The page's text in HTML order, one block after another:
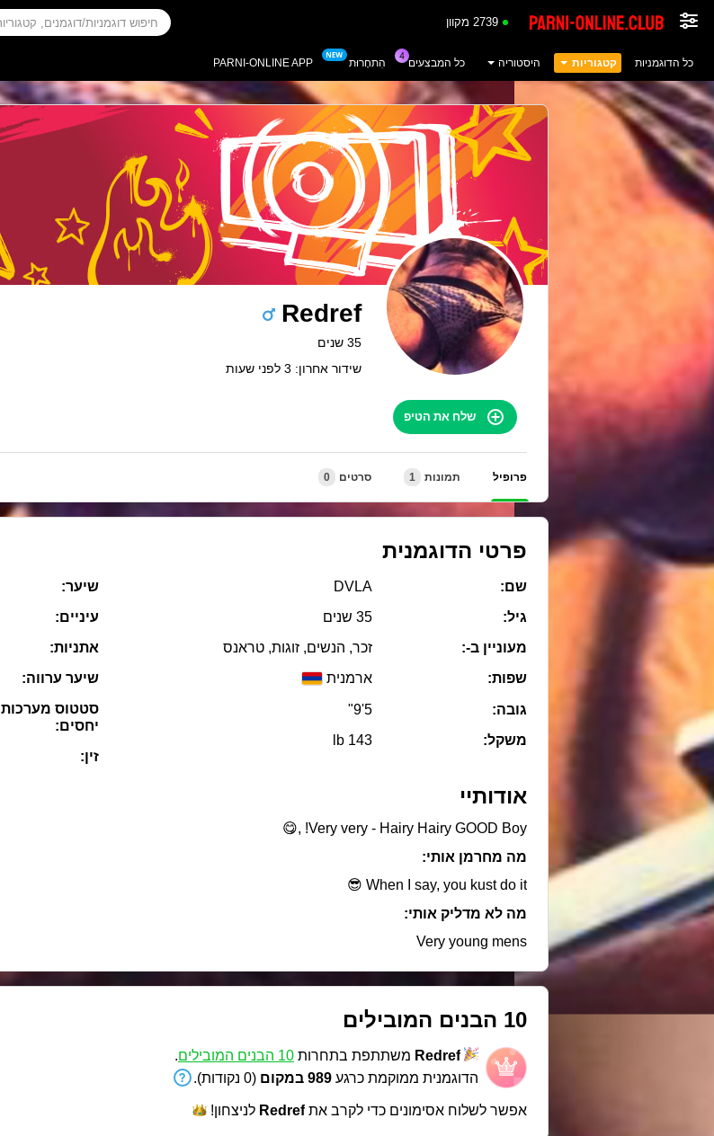
2739 מקוון
כל הדוגמניות קטגוריות היסטוריה כל המבצעים הִתחָרוּת PARNI-ONLINE APP
Redref
35 שנים
שידור אחרון: 3 לפני שעות
שלח את הטיפ
פרופיל תמונות 1 סרטים 0
פרטי הדוגמנית
שם:
DVLA
גיל:
35 שנים
מעוניין ב-:
זכר, הנשים, זוגות, טראנס
שפות:
ארמנית
גובה:
5'9"
משקל:
143 lb
שיער:
עיניים:
אתניות:
שיער ערווה:
סטטוס מערכות
יחסים:
זין:
אודותיי
Very very - Hairy Hairy GOOD Boy! ,😋
מה מחרמן אותי:
When I say, you kust do it 😎
מה לא מדליק אותי:
Very young mens
10 הבנים המובילים
Redref משתתפת בתחרות 10 הבנים המובילים
.
הדוגמנית ממוקמת כרגע 989 במקום (0 נקודות).
אפשר לשלוח אסימונים כדי לקרב את Redref לניצחון!